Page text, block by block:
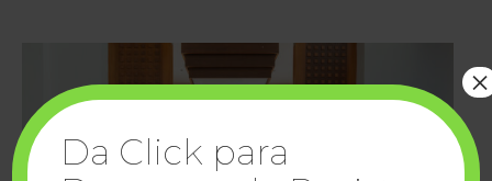
Da Click para
×